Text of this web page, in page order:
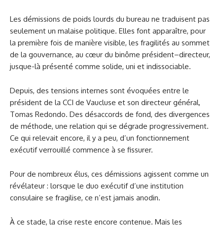
Les démissions de poids lourds du bureau ne traduisent pas
seulement un malaise politique. Elles font apparaître, pour
la première fois de manière visible, les fragilités au sommet
de la gouvernance, au cœur du binôme président–directeur,
jusque-là présenté comme solide, uni et indissociable.
Depuis, des tensions internes sont évoquées entre le
président de la CCI de Vaucluse et son directeur général,
Tomas Redondo. Des désaccords de fond, des divergences
de méthode, une relation qui se dégrade progressivement.
Ce qui relevait encore, il y a peu, d’un fonctionnement
exécutif verrouillé commence à se fissurer.
Pour de nombreux élus, ces démissions agissent comme un
révélateur : lorsque le duo exécutif d’une institution
consulaire se fragilise, ce n’est jamais anodin.
À ce stade, la crise reste encore contenue. Mais les